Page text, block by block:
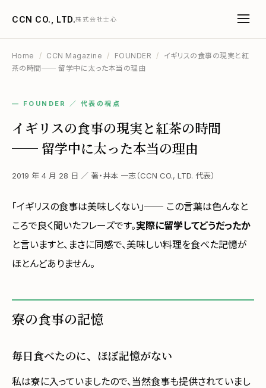
CCN CO., LTD.株式会社士心
Home / CCN Magazine / FOUNDER /
イギリスの食事の現実と紅
茶の時間── 留学中に太った本当の理由
— FOUNDER ／ 代表の視点
イギリスの食事の現実と紅茶の時間
── 留学中に太った本当の理由
2019 年 4 月 28 日 ／ 著・井本 一志（CCN CO., LTD. 代表）
「イギリスの食事は美味しくない」── この言葉は色んなと
ころで良く聞いたフレーズです。実際に留学してどうだったか
と言いますと、まさに同感で、美味しい料理を食べた記憶が
ほとんどありません。
寮の食事の記憶
毎日食べたのに、ほぼ記憶がない
私は寮に入っていましたので、当然食事も提供されていまし